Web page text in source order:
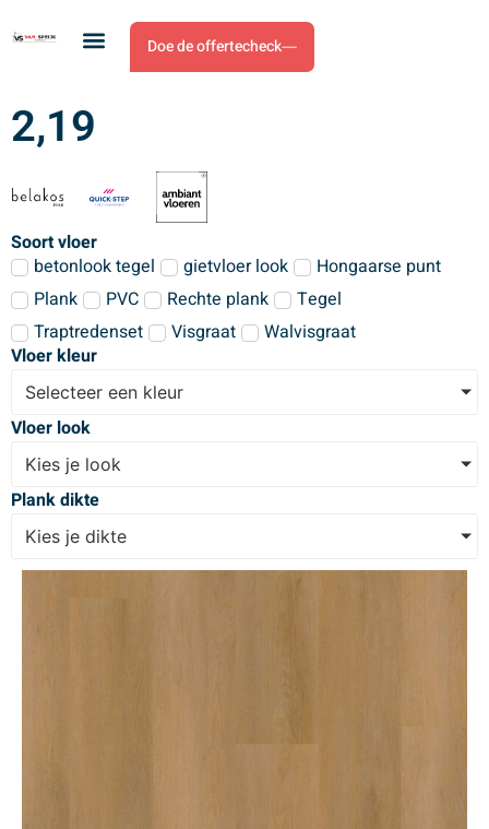
Doe de offertecheck
2,19
Soort vloer
betonlook tegel
gietvloer look
Hongaarse punt
Plank
PVC Rechte plank
Tegel
Traptredenset
Visgraat
Walvisgraat
Vloer kleur
Selecteer een kleur
Vloer look
Kies je look
Plank dikte
Kies je dikte